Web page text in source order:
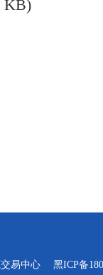
KB)
交易中心 黑ICP备